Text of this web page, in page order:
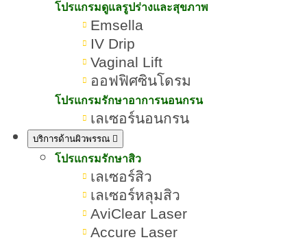
โปรแกรมดูแลรูปร่างและสุขภาพ
Emsella
IV Drip
Vaginal Lift
ออฟฟิศซินโดรม
โปรแกรมรักษาอาการนอนกรน
เลเซอร์นอนกรน
บริการด้านผิวพรรณ
โปรแกรมรักษาสิว
เลเซอร์สิว
เลเซอร์หลุมสิว
AviClear Laser
Accure Laser